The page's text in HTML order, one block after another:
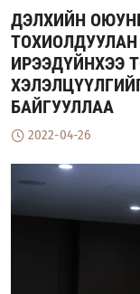
ДЭЛХИЙН
ИРЭЭДҮЙНХЭЭ
БАЙГУУЛЛАА
2022-04-26